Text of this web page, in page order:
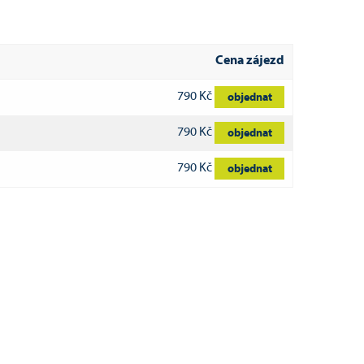
Cena zájezd
790 Kč objednat
790 Kč objednat
790 Kč objednat